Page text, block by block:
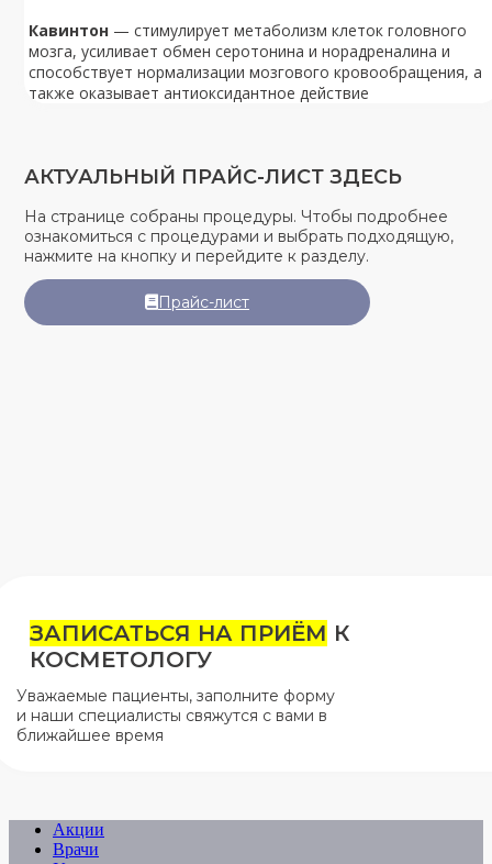
Кавинтон — стимулирует метаболизм клеток головного
мозга, усиливает обмен серотонина и норадреналина и
способствует нормализации мозгового кровообращения, а
также оказывает антиоксидантное действие
АКТУАЛЬНЫЙ ПРАЙС-ЛИСТ ЗДЕСЬ
На странице собраны процедуры. Чтобы подробнее
ознакомиться с процедурами и выбрать подходящую,
нажмите на кнопку и перейдите к разделу.
Прайс-лист
ЗАПИСАТЬСЯ НА ПРИЁМ К
КОСМЕТОЛОГУ
Уважаемые пациенты, заполните форму
и наши специалисты свяжутся с вами в
ближайшее время
Акции
Врачи